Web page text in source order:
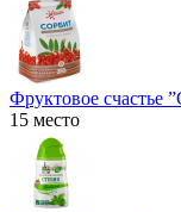
Фруктовое счастье
15 место